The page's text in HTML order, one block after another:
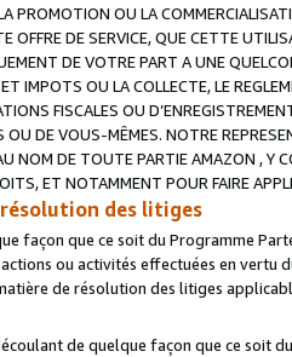
PROMOTION OU LA
OFFRE DE SERVICE, QUE CETTE
DE VOTRE PART A UNE
IMPOTS OU LA COLLECTE, LE
FISCALES OU
DE VOUS-MÊMES. NOTRE
NOM DE TOUTE PARTIE AMAZON , Y
ET NOTAMMENT POUR FAIRE
des litiges
façon que ce soit du Programme
ou activités effectuées en vertu
de résolution des litiges
de quelque façon que ce soit